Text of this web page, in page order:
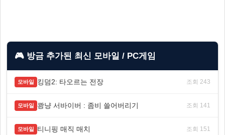
🎮 방금 추가된 최신 모바일 / PC게임
모바일 킹덤2: 타오르는 전장 조회 243
모바일 쾅냥 서바이버 : 좀비 쓸어버리기 조회 141
모바일 티니핑 매직 매치 조회 151